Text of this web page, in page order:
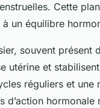
Cette
un équilibre
souvent présent
utérine et
réguliers et une
d’action